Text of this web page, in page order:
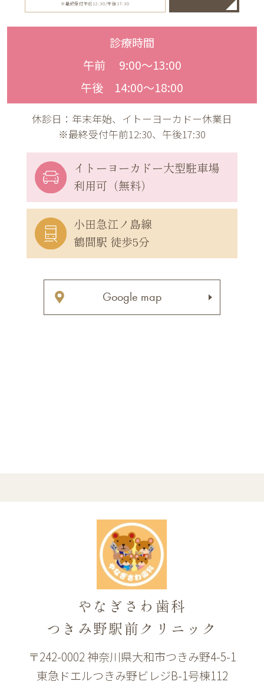
※最終受付午前12:30/午後17:30
診療時間
午前 9:00〜13:00
午後 14:00〜18:00
休診日：年末年始、イトーヨーカドー休業日
※最終受付午前12:30、午後17:30
イトーヨーカドー大型駐車場
利用可（無料）
小田急江ノ島線
鶴間駅 徒歩5分
Google map
やなぎさわ歯科
つきみ野駅前クリニック
〒242-0002 神奈川県大和市つきみ野4-5-1
東急ドエルつきみ野ビレジB-1号棟112